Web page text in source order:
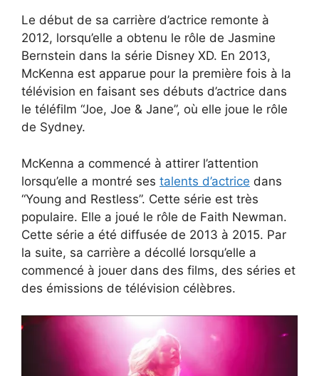
Le début de sa carrière d’actrice remonte à
2012, lorsqu’elle a obtenu le rôle de Jasmine
Bernstein dans la série Disney XD. En 2013,
McKenna est apparue pour la première fois à la
télévision en faisant ses débuts d’actrice dans
le téléfilm “Joe, Joe & Jane”, où elle joue le rôle
de Sydney.
McKenna a commencé à attirer l’attention
lorsqu’elle a montré ses talents d’actrice dans
“Young and Restless”. Cette série est très
populaire. Elle a joué le rôle de Faith Newman.
Cette série a été diffusée de 2013 à 2015. Par
la suite, sa carrière a décollé lorsqu’elle a
commencé à jouer dans des films, des séries et
des émissions de télévision célèbres.